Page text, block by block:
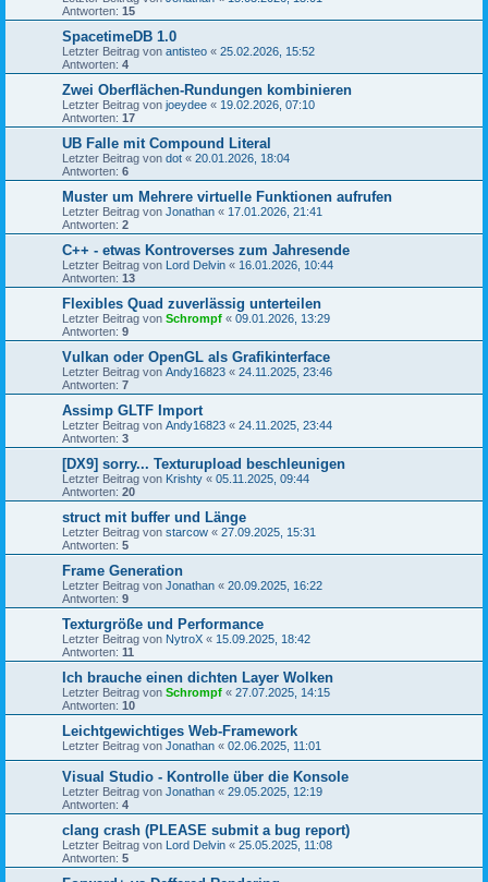
Antworten: 15
SpacetimeDB 1.0
Letzter Beitrag von antisteo « 25.02.2026, 15:52
Antworten: 4
Zwei Oberflächen-Rundungen kombinieren
Letzter Beitrag von joeydee « 19.02.2026, 07:10
Antworten: 17
UB Falle mit Compound Literal
Letzter Beitrag von dot « 20.01.2026, 18:04
Antworten: 6
Muster um Mehrere virtuelle Funktionen aufrufen
Letzter Beitrag von Jonathan « 17.01.2026, 21:41
Antworten: 2
C++ - etwas Kontroverses zum Jahresende
Letzter Beitrag von Lord Delvin « 16.01.2026, 10:44
Antworten: 13
Flexibles Quad zuverlässig unterteilen
Letzter Beitrag von Schrompf « 09.01.2026, 13:29
Antworten: 9
Vulkan oder OpenGL als Grafikinterface
Letzter Beitrag von Andy16823 « 24.11.2025, 23:46
Antworten: 7
Assimp GLTF Import
Letzter Beitrag von Andy16823 « 24.11.2025, 23:44
Antworten: 3
[DX9] sorry... Texturupload beschleunigen
Letzter Beitrag von Krishty « 05.11.2025, 09:44
Antworten: 20
struct mit buffer und Länge
Letzter Beitrag von starcow « 27.09.2025, 15:31
Antworten: 5
Frame Generation
Letzter Beitrag von Jonathan « 20.09.2025, 16:22
Antworten: 9
Texturgröße und Performance
Letzter Beitrag von NytroX « 15.09.2025, 18:42
Antworten: 11
Ich brauche einen dichten Layer Wolken
Letzter Beitrag von Schrompf « 27.07.2025, 14:15
Antworten: 10
Leichtgewichtiges Web-Framework
Letzter Beitrag von Jonathan « 02.06.2025, 11:01
Visual Studio - Kontrolle über die Konsole
Letzter Beitrag von Jonathan « 29.05.2025, 12:19
Antworten: 4
clang crash (PLEASE submit a bug report)
Letzter Beitrag von Lord Delvin « 25.05.2025, 11:08
Antworten: 5